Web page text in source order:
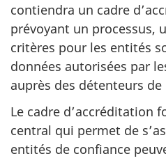
contiendra un cadre
prévoyant un processus,
critères pour les entités
données autorisées par
auprès des détenteurs de
Le cadre d’accréditation
central qui permet de
entités de confiance